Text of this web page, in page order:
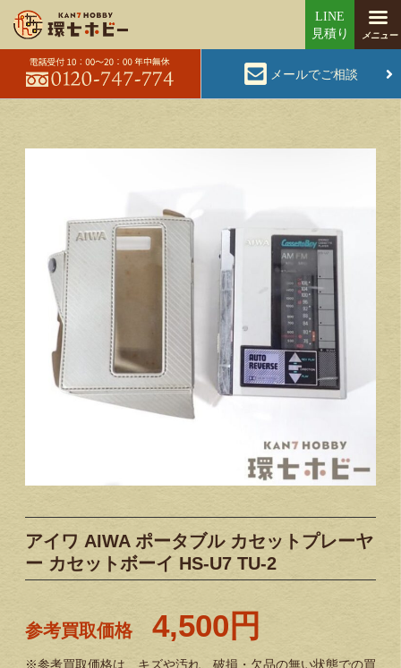
メールでご相談
アイワ AIWA ポータブル カセットプレーヤ
ー カセットボーイ HS-U7 TU-2
参考買取価格 4,500円
※参考買取価格は、キズや汚れ、破損・欠品の無い状態での買